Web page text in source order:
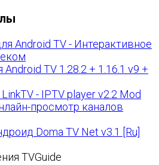
TV 1.28.2 + 1.16.1 v9 +
LinkTV - IPTV player v2.2 Mod
просмотр каналов
Doma TV Net v3.1 [Ru]